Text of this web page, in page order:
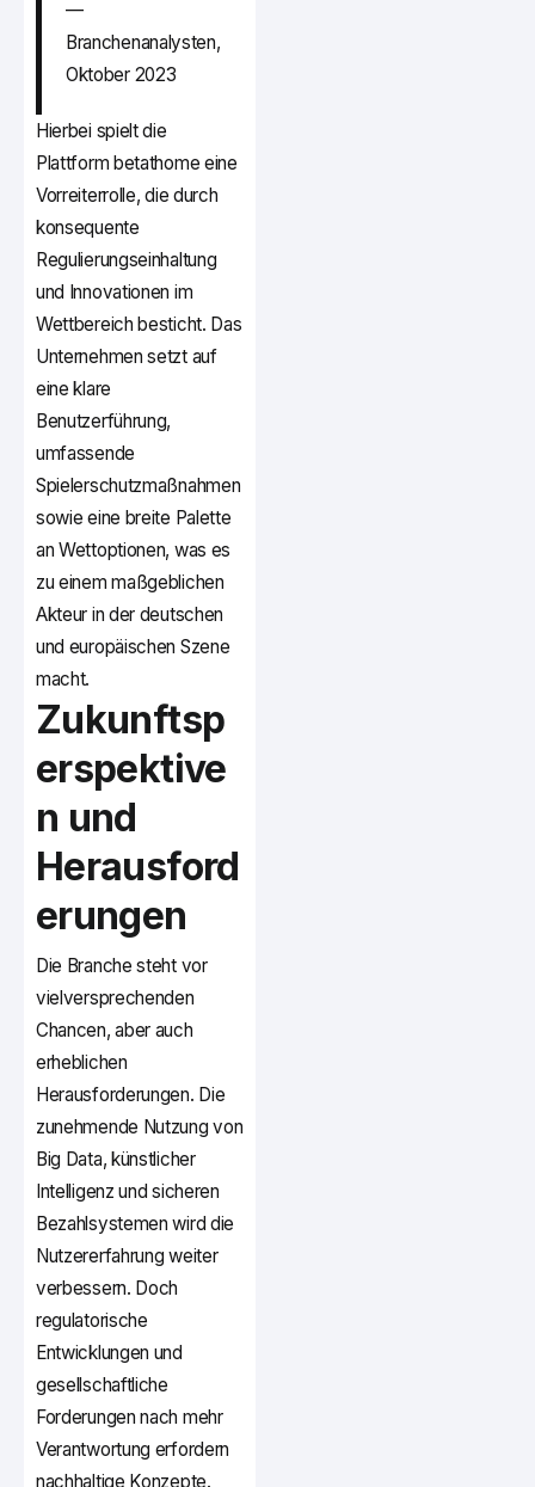
—
Branchenanalysten,
Oktober 2023
Hierbei spielt die
Plattform betathome eine
Vorreiterrolle, die durch
konsequente
Regulierungseinhaltung
und Innovationen im
Wettbereich besticht. Das
Unternehmen setzt auf
eine klare
Benutzerführung,
umfassende
Spielerschutzmaßnahmen
sowie eine breite Palette
an Wettoptionen, was es
zu einem maßgeblichen
Akteur in der deutschen
und europäischen Szene
macht.
Zukunftsp
erspektive
n und
Herausford
erungen
Die Branche steht vor
vielversprechenden
Chancen, aber auch
erheblichen
Herausforderungen. Die
zunehmende Nutzung von
Big Data, künstlicher
Intelligenz und sicheren
Bezahlsystemen wird die
Nutzererfahrung weiter
verbessern. Doch
regulatorische
Entwicklungen und
gesellschaftliche
Forderungen nach mehr
Verantwortung erfordern
nachhaltige Konzepte.